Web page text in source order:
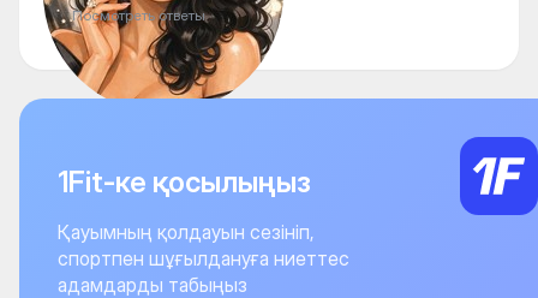
Посмотреть ответы
1Fit-ке қосылыңыз
Қауымның қолдауын сезініп,
спортпен шұғылдануға ниеттес
адамдарды табыңыз